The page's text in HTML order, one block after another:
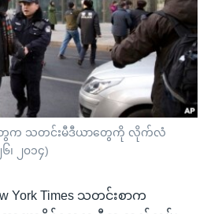
ေက သတင်းမီဒီယာတွေကို လိုက်လံ
၊ ၂၀၁၄)
Times သတင်းစာက